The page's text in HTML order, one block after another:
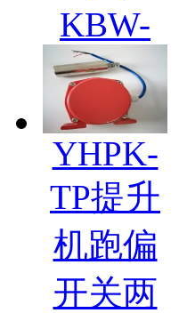
KBW-
YHPK-
TP提升
机跑偏
开关两